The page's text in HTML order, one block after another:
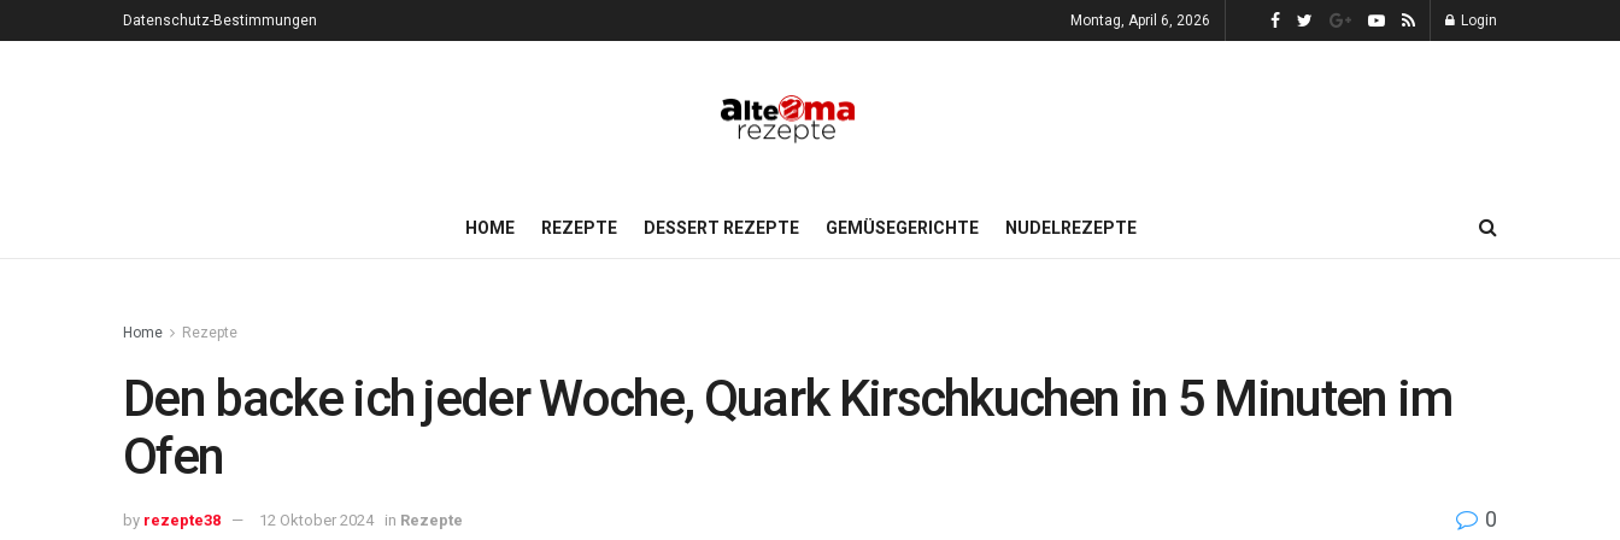
Datenschutz-Bestimmungen Montag, April 6, 2026 Login
HOME REZEPTE DESSERT REZEPTE GEMÜSEGERICHTE NUDELREZEPTE
Home Rezepte
Den backe ich jeder Woche, Quark Kirschkuchen in 5 Minuten im
Ofen
by rezepte38 12 Oktober 2024 in Rezepte 0